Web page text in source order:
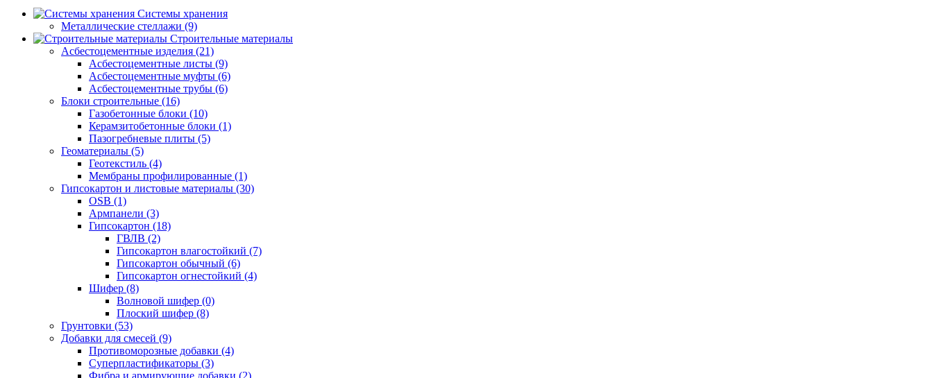
Системы хранения
Металлические стеллажи (9)
Строительные материалы
Асбестоцементные изделия (21)
Асбестоцементные листы (9)
Асбестоцементные муфты (6)
Асбестоцементные трубы (6)
Блоки строительные (16)
Газобетонные блоки (10)
Керамзитобетонные блоки (1)
Пазогребневые плиты (5)
Геоматериалы (5)
Геотекстиль (4)
Мембраны профилированные (1)
Гипсокартон и листовые материалы (30)
OSB (1)
Армпанели (3)
Гипсокартон (18)
ГВЛВ (2)
Гипсокартон влагостойкий (7)
Гипсокартон обычный (6)
Гипсокартон огнестойкий (4)
Шифер (8)
Волновой шифер (0)
Плоский шифер (8)
Грунтовки (53)
Добавки для смесей (9)
Противоморозные добавки (4)
Суперпластификаторы (3)
Фибра и армирующие добавки (2)